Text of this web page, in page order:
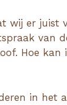
wij er juist
van
Hoe kan
in het